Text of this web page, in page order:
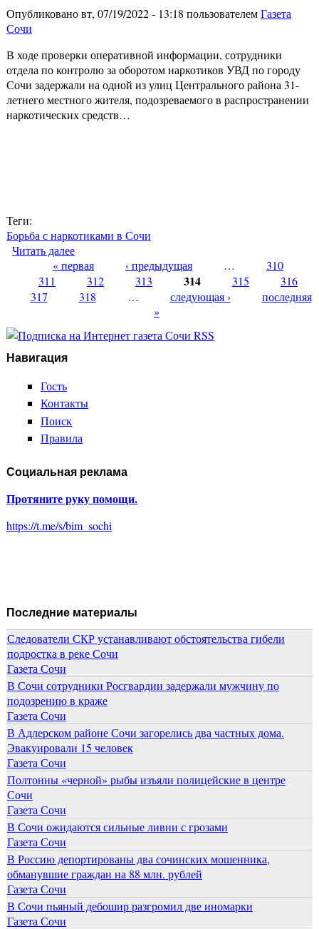
Опубликовано вт, 07/19/2022 - 13:18 пользователемГазета
Сочи
В ходе проверки оперативной информации, сотрудники
отдела по контролю за оборотом наркотиков УВД по городу
Сочи задержали на одной из улиц Центрального района 31-
летнего местного жителя, подозреваемого в распространении
наркотических средств…
Теги:
Борьба с наркотиками в Сочи
Читать далее
метилэфедрона
Страницы
« первая ‹ предыдущая …
310
311
312 313 314 315
316
317
318 … следующая ›
последняя
»
Навигация
Гость
Контакты
Поиск
Правила
Социальная реклама
Протяните руку помощи.
https://t.me/s/bim_sochi
Последние материалы
Следователи СКР устанавливают обстоятельства гибели
подростка в реке Сочи
Газета Сочи
В Сочи сотрудники Росгвардии задержали мужчину по
подозрению в краже
Газета Сочи
В Адлерском районе Сочи загорелись два частных дома.
Эвакуировали 15 человек
Газета Сочи
Полтонны «черной» рыбы изъяли полицейские в центре
Сочи
Газета Сочи
В Сочи ожидаются сильные ливни с грозами
Газета Сочи
В Россию депортированы два сочинских мошенника,
обманувшие граждан на 88 млн. рублей
Газета Сочи
В Сочи пьяный дебошир разгромил две иномарки
Газета Сочи